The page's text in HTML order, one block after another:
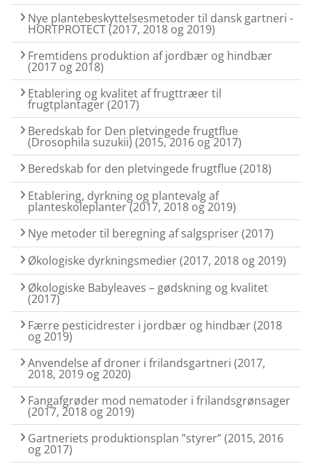
Nye plantebeskyttelsesmetoder til dansk gartneri -
HORTPROTECT (2017, 2018 og 2019)
Fremtidens produktion af jordbær og hindbær
(2017 og 2018)
Etablering og kvalitet af frugttræer til
frugtplantager (2017)
Beredskab for Den pletvingede frugtflue
(Drosophila suzukii) (2015, 2016 og 2017)
Beredskab for den pletvingede frugtflue (2018)
Etablering, dyrkning og plantevalg af
planteskoleplanter (2017, 2018 og 2019)
Nye metoder til beregning af salgspriser (2017)
Økologiske dyrkningsmedier (2017, 2018 og 2019)
Økologiske Babyleaves – gødskning og kvalitet
(2017)
Færre pesticidrester i jordbær og hindbær (2018
og 2019)
Anvendelse af droner i frilandsgartneri (2017,
2018, 2019 og 2020)
Fangafgrøder mod nematoder i frilandsgrønsager
(2017, 2018 og 2019)
Gartneriets produktionsplan ”styrer” (2015, 2016
og 2017)